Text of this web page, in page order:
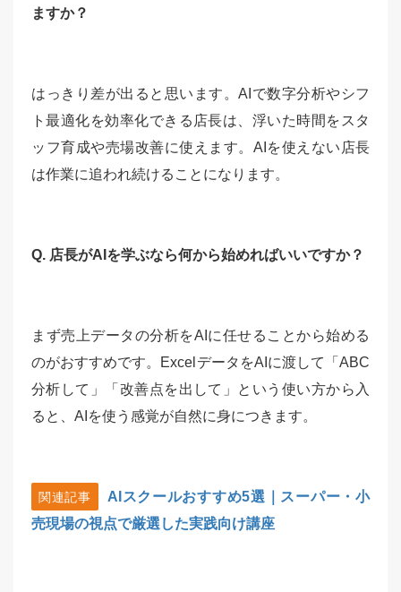
ますか？
はっきり差が出ると思います。AIで数字分析やシフ
ト最適化を効率化できる店長は、浮いた時間をスタ
ッフ育成や売場改善に使えます。AIを使えない店長
は作業に追われ続けることになります。
Q. 店長がAIを学ぶなら何から始めればいいですか？
まず売上データの分析をAIに任せることから始める
のがおすすめです。ExcelデータをAIに渡して「ABC
分析して」「改善点を出して」という使い方から入
ると、AIを使う感覚が自然に身につきます。
関連記事
AIスクールおすすめ5選｜スーパー・小
売現場の視点で厳選した実践向け講座